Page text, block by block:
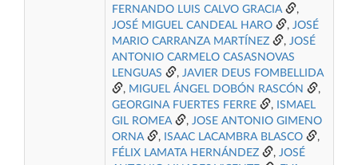
FERNANDO LUIS CALVO GRACIA
,
JOSÉ MIGUEL CANDEAL HARO
, JOSÉ
MARIO CARRANZA MARTÍNEZ
, JOSÉ
ANTONIO CARMELO CASASNOVAS
LENGUAS
, JAVIER DEUS FOMBELLIDA
, MIGUEL ÁNGEL DOBÓN RASCÓN
,
GEORGINA FUERTES FERRE
, ISMAEL
GIL ROMEA
, JOSE ANTONIO GIMENO
ORNA
, ISAAC LACAMBRA BLASCO
,
FÉLIX LAMATA HERNÁNDEZ
, JOSÉ